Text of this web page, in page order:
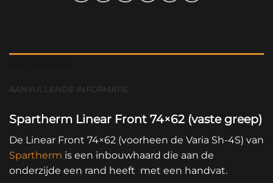
AANVULLENDE INFORMATIE
Spartherm Linear Front 74×62 (vaste greep)
De Linear Front 74×62 (voorheen de Varia Sh-4S) van
Spartherm is een inbouwhaard die aan de
onderzijde een rand heeft met een handvat.